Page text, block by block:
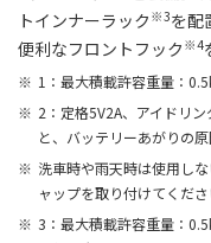
トインナーラック ※3を配
便利なフロントフック ※4
1：最大積載許容重量：
2：定格5V2A、アイドリ
と、バッテリーあがりの原
洗車時や雨天時は使用し
ャップを取り付けてくださ
3：最大積載許容重量：